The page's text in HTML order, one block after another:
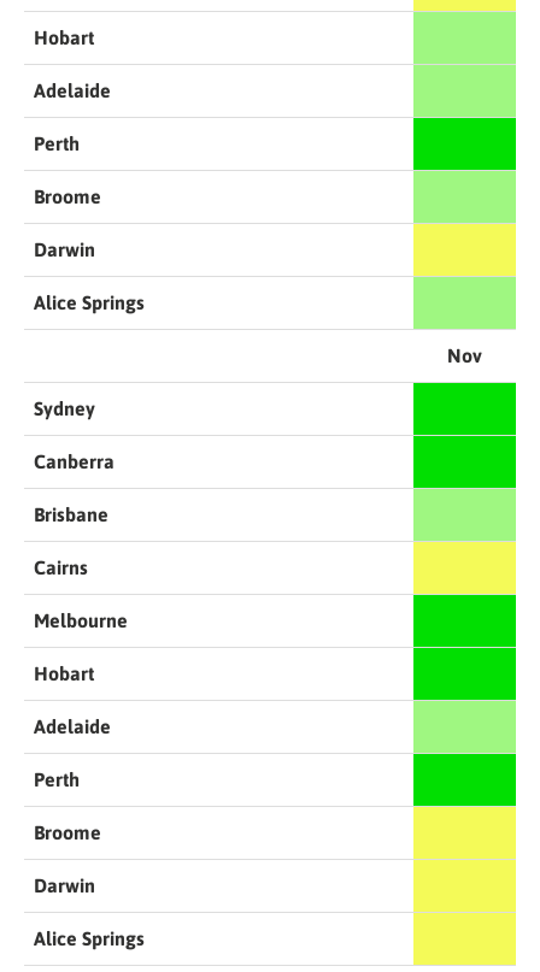
Hobart
Adelaide
Perth
Broome
Darwin
Alice Springs
Nov
Sydney
Canberra
Brisbane
Cairns
Melbourne
Hobart
Adelaide
Perth
Broome
Darwin
Alice Springs